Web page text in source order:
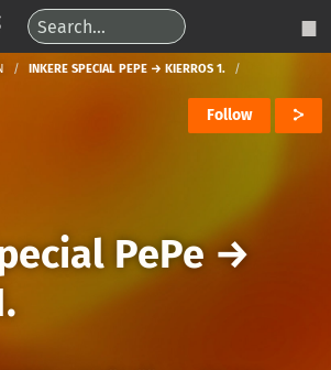
INKERE SPECIAL PEPE → KIERROS 1.
Follow
PePe→